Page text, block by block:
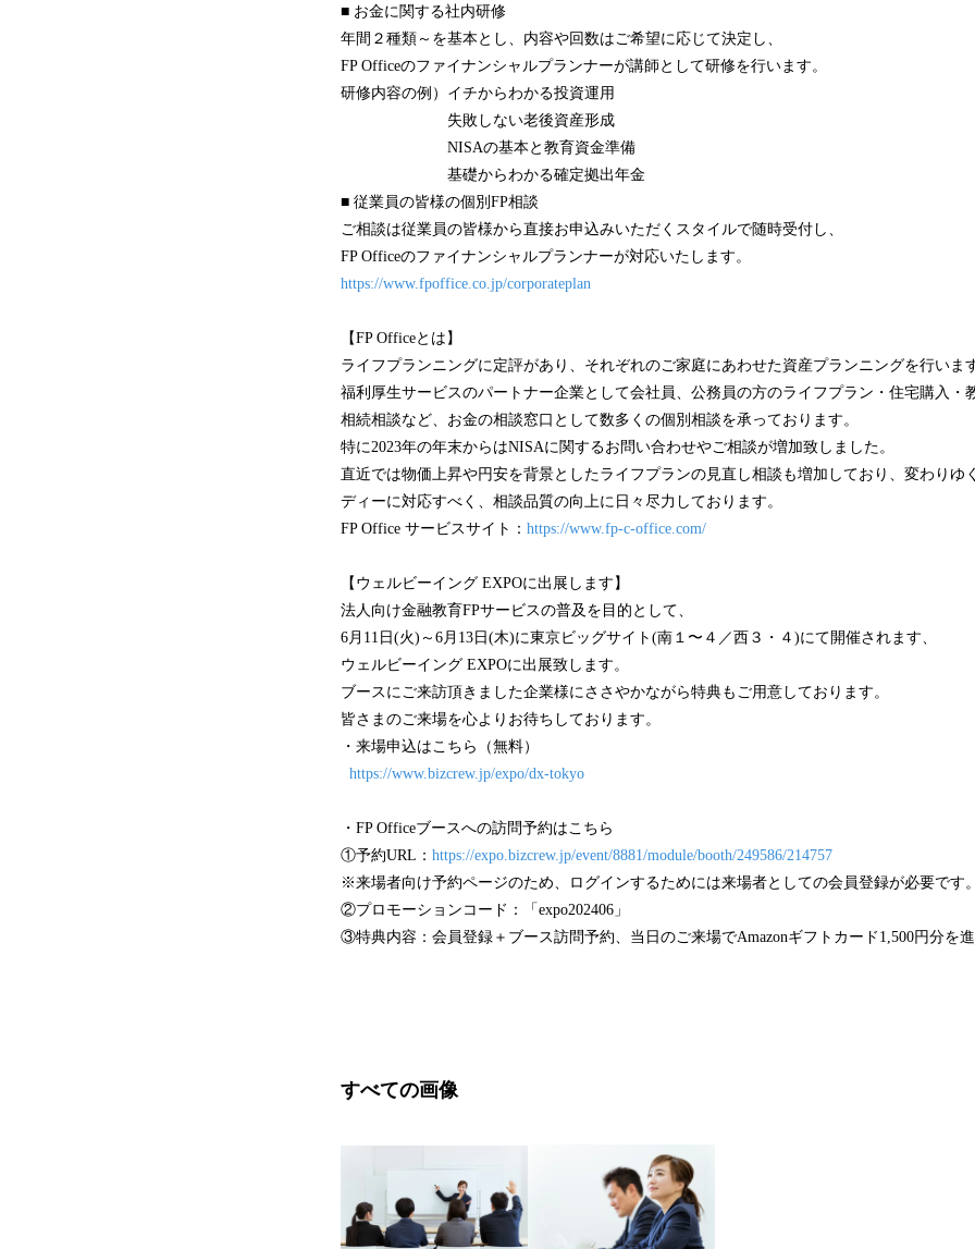
■ お金に関する社内研修
年間２種類～を基本とし、内容や回数はご希望に応じて決定し、
FP Officeのファイナンシャルプランナーが講師として研修を行います。
研修内容の例）イチからわかる投資運用
失敗しない老後資産形成
NISAの基本と教育資金準備
基礎からわかる確定拠出年金
■ 従業員の皆様の個別FP相談
ご相談は従業員の皆様から直接お申込みいただくスタイルで随時受付し、
FP Officeのファイナンシャルプランナーが対応いたします。
https://www.fpoffice.co.jp/corporateplan
【FP Officeとは】
ライフプランニングに定評があり、それぞれのご家庭にあわせた資産プランニングを行いま
福利厚生サービスのパートナー企業として会社員、公務員の方のライフプラン・住宅購入・
相続相談など、お金の相談窓口として数多くの個別相談を承っております。
特に2023年の年末からはNISAに関するお問い合わせやご相談が増加致しました。
直近では物価上昇や円安を背景としたライフプランの見直し相談も増加しており、変わりゆ
ディーに対応すべく、相談品質の向上に日々尽力しております。
FP Office サービスサイト： https://www.fp-c-office.com/
【ウェルビーイング EXPOに出展します】
法人向け金融教育FPサービスの普及を目的として、
6月11日(火)～6月13日(木)に東京ビッグサイト(南１〜４／西３・４)にて開催されます、
ウェルビーイング EXPOに出展致します。
ブースにご来訪頂きました企業様にささやかながら特典もご用意しております。
皆さまのご来場を心よりお待ちしております。
・来場申込はこちら（無料）
https://www.bizcrew.jp/expo/dx-tokyo
・FP Officeブースへの訪問予約はこちら
①予約URL： https://expo.bizcrew.jp/event/8881/module/booth/249586/214757
※来場者向け予約ページのため、ログインするためには来場者としての会員登録が必要です
②プロモーションコード：「expo202406」
③特典内容：会員登録＋ブース訪問予約、当日のご来場でAmazonギフトカード1,500円分を
すべての画像